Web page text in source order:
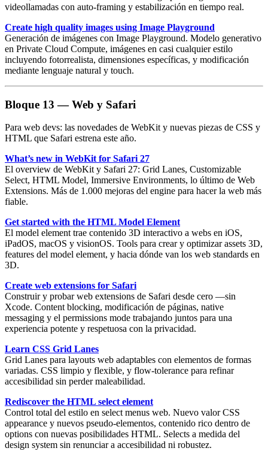
videollamadas con auto-framing y estabilización en tiempo real.
Create high quality images using Image Playground
Generación de imágenes con Image Playground. Modelo generativo
en Private Cloud Compute, imágenes en casi cualquier estilo
incluyendo fotorrealista, dimensiones específicas, y modificación
mediante lenguaje natural y touch.
Bloque 13 — Web y Safari
Para web devs: las novedades de WebKit y nuevas piezas de CSS y
HTML que Safari estrena este año.
What’s new in WebKit for Safari 27
El overview de WebKit y Safari 27: Grid Lanes, Customizable
Select, HTML Model, Immersive Environments, lo último de Web
Extensions. Más de 1.000 mejoras del engine para hacer la web más
fiable.
Get started with the HTML Model Element
El model elementtrae contenido 3D interactivo a webs en iOS,
iPadOS, macOS y visionOS. Tools para crear y optimizar assets 3D,
features del model element, y hacia dónde van los web standards en
3D.
Create web extensions for Safari
Construir y probarweb extensions de Safari desde cero —sin
Xcode. Content blocking, modificación de páginas, native
messaging y el permissions mode trabajando juntos para una
experiencia potente y respetuosa con la privacidad.
Learn CSS Grid Lanes
Grid Lanes para layouts web adaptables con elementos de formas
variadas. CSS limpio y flexible, y flow-tolerance para refinar
accesibilidad sin perder maleabilidad.
Rediscover the HTML select element
Control total del estilo en select menus web. Nuevo valor CSS
appearance y nuevos pseudo-elementos, contenido rico dentro de
options con nuevas posibilidades HTML. Selects a medida del
design system sin renunciar a accesibilidad ni robustez.